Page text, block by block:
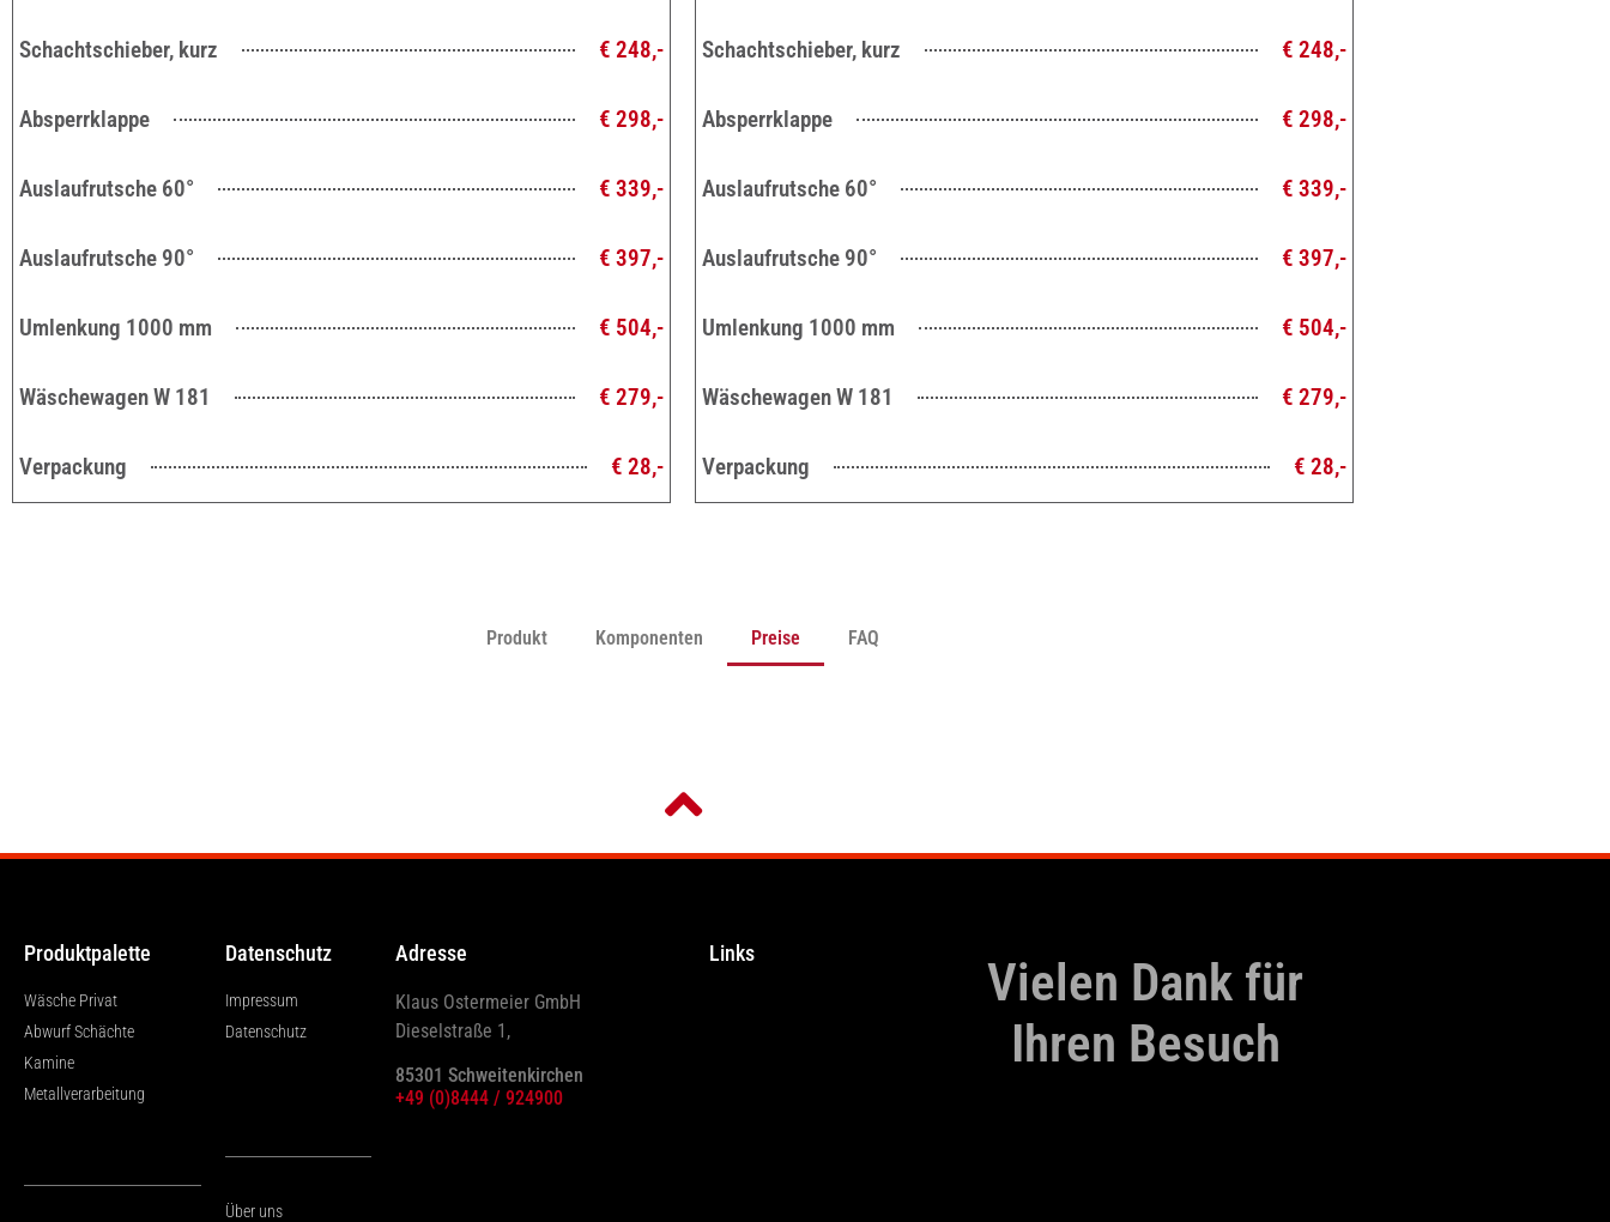
Schachtschieber, kurz € 248,-
Absperrklappe € 298,-
Auslaufrutsche 60° € 339,-
Auslaufrutsche 90° € 397,-
Umlenkung 1000 mm € 504,-
Wäschewagen W 181 € 279,-
Verpackung € 28,-
Schachtschieber, kurz € 248,-
Absperrklappe € 298,-
Auslaufrutsche 60° € 339,-
Auslaufrutsche 90° € 397,-
Umlenkung 1000 mm € 504,-
Wäschewagen W 181 € 279,-
Verpackung € 28,-
Produkt Komponenten Preise FAQ
Produktpalette
Wäsche Privat
Abwurf Schächte
Kamine
Metallverarbeitung
Datenschutz
Impressum
Datenschutz
Über uns
Adresse
Klaus Ostermeier GmbH
Dieselstraße 1,
85301 Schweitenkirchen
+49 (0)8444 / 924900
Links
Vielen Dank für
Ihren Besuch